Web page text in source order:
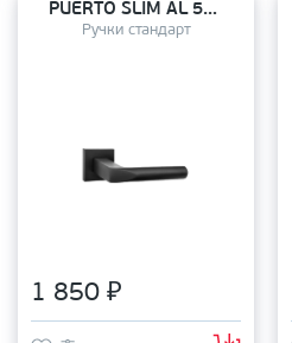
PUERTO SLIM AL 554-03 B
Ручки стандарт
1 850 ₽